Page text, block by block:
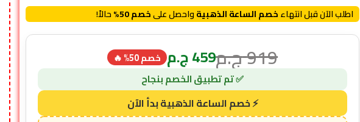
اطلب الآن قبل انتهاءخصم الساعة الذهبيةواحصل علىخصم 50% حالاً!
919ج.م459ج.م خصم 50% 🔥